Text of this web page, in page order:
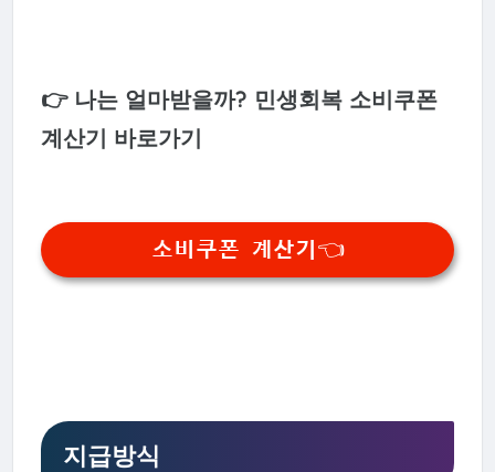
👉 나는 얼마받을까? 민생회복 소비쿠폰
계산기 바로가기
소비쿠폰 계산기👈
지급방식